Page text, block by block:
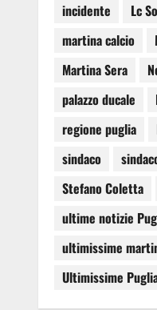
incidente
Lc
martina calcio
Martina Sera
palazzo ducale
regione puglia
sindaco
Stefano Coletta
ultime notizie
ultimissime
Ultimissime